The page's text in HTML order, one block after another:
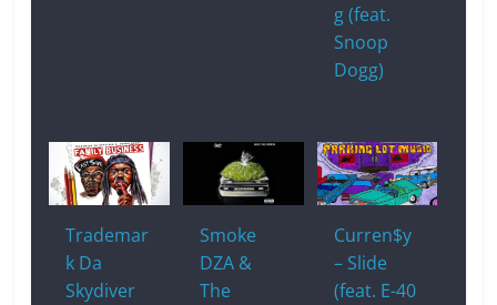
g (feat.
Snoop
Dogg)
Trademar
k Da
Skydiver
Smoke
DZA &
The
Curren$y
– Slide
(feat. E-40